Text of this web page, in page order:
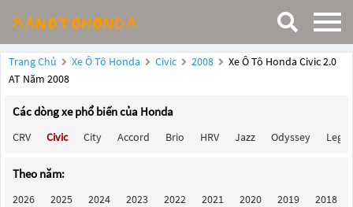
Trang Chủ Xe Ô Tô Honda Civic 2008
Xe Ô Tô Honda Civic 2.0
AT Năm 2008
Các dòng xe phổ biến của Honda
CRV Civic City Accord Brio HRV Jazz Odyssey
Theo năm:
2026 2025 2024 2023 2022 2021 2020 2019 2018